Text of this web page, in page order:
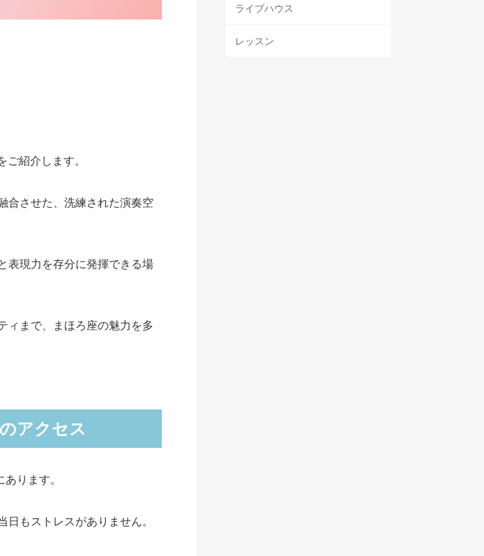
紹介します。
合させた、洗練された演奏空
表現力を存分に発揮できる場
ィまで、まほろ座の魅力を多
アクセス
ります。
もストレスがありません。
ライブハウス
レッスン